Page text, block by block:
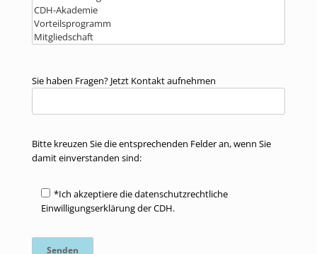
Sie haben Fragen? Jetzt Kontakt aufnehmen
Bitte kreuzen Sie die entsprechenden Felder an, wenn Sie
damit einverstanden sind:
*Ich akzeptiere die datenschutzrechtliche
Einwilligungserklärung der CDH.